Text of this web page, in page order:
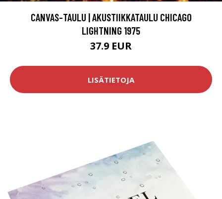
CANVAS-TAULU | AKUSTIIKKATAULU CHICAGO
LIGHTNING 1975
37.9 EUR
LISÄTIETOJA